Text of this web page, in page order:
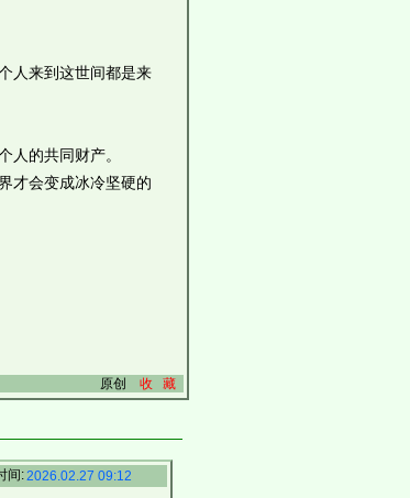
人来到这世间都是来
的共同财产。
才会变成冰冷坚硬的
原创 收 藏
间:2026.02.27 09:12